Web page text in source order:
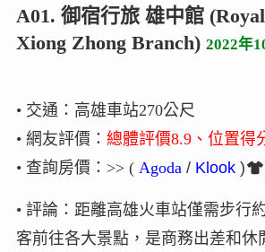
A01. 御宿行旅 雄中館
Xiong Zhong Branch) 2022年
• 交通：高雄車站270公尺
• 網友評價： 總體評價8.9、位置得
• 查詢房價 ：>>( Agoda / Klook)
• 評論：距離高雄火車站僅需步行
客前往各大景點，是商務出差和休